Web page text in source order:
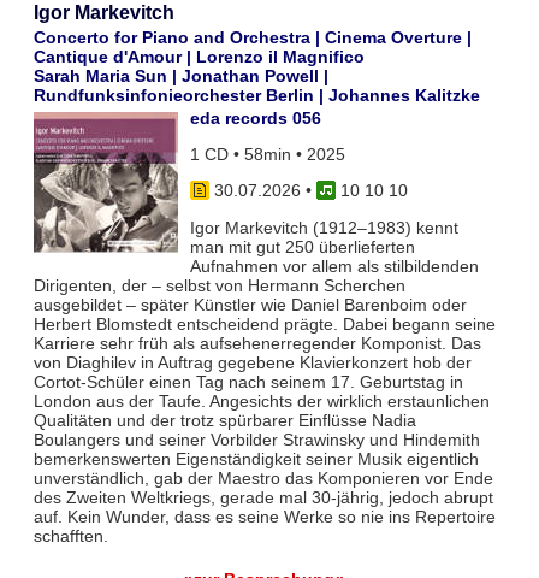
Igor Markevitch
Concerto for Piano and Orchestra | Cinema Overture |
Cantique d'Amour | Lorenzo il Magnifico
Sarah Maria Sun | Jonathan Powell |
Rundfunksinfonieorchester Berlin | Johannes Kalitzke
eda records 056
1 CD • 58min • 2025
30.07.2026 •
10 10 10
Igor Markevitch (1912–1983) kennt
man mit gut 250 überlieferten
Aufnahmen vor allem als stilbildenden
Dirigenten, der – selbst von Hermann Scherchen
ausgebildet – später Künstler wie Daniel Barenboim oder
Herbert Blomstedt entscheidend prägte. Dabei begann seine
Karriere sehr früh als aufsehenerregender Komponist. Das
von Diaghilev in Auftrag gegebene Klavierkonzert hob der
Cortot-Schüler einen Tag nach seinem 17. Geburtstag in
London aus der Taufe. Angesichts der wirklich erstaunlichen
Qualitäten und der trotz spürbarer Einflüsse Nadia
Boulangers und seiner Vorbilder Strawinsky und Hindemith
bemerkenswerten Eigenständigkeit seiner Musik eigentlich
unverständlich, gab der Maestro das Komponieren vor Ende
des Zweiten Weltkriegs, gerade mal 30-jährig, jedoch abrupt
auf. Kein Wunder, dass es seine Werke so nie ins Repertoire
schafften.